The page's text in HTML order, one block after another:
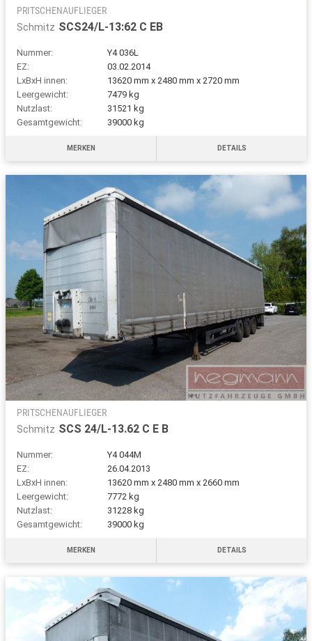
PRITSCHENAUFLIEGER
Schmitz SCS24/L-13:62 C EB
Nummer:
Y4 036L
EZ:
03.02.2014
LxBxH innen:
13620 mm x 2480 mm x 2720 mm
Leergewicht:
7479 kg
Nutzlast:
31521 kg
Gesamtgewicht:
39000 kg
MERKEN DETAILS
PRITSCHENAUFLIEGER
Schmitz SCS 24/L-13.62 C E B
Nummer:
Y4 044M
EZ:
26.04.2013
LxBxH innen:
13620 mm x 2480 mm x 2660 mm
Leergewicht:
7772 kg
Nutzlast:
31228 kg
Gesamtgewicht:
39000 kg
MERKEN DETAILS